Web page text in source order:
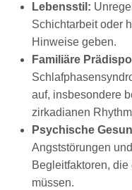
Lebensstil:
Schichtarbeit oder
Hinweise geben.
Familiäre
auf, insbesondere
zirkadianen
Psychische
Angststörungen
Begleitfaktoren,
müssen.